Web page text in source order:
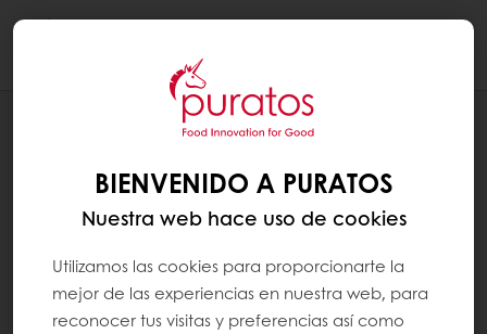
RECETAS
BIENVENIDO A PURATOS
Nuestra web hace uso de cookies
Utilizamos las cookies para proporcionarte la
mejor de las experiencias en nuestra web, para
reconocer tus visitas y preferencias así como